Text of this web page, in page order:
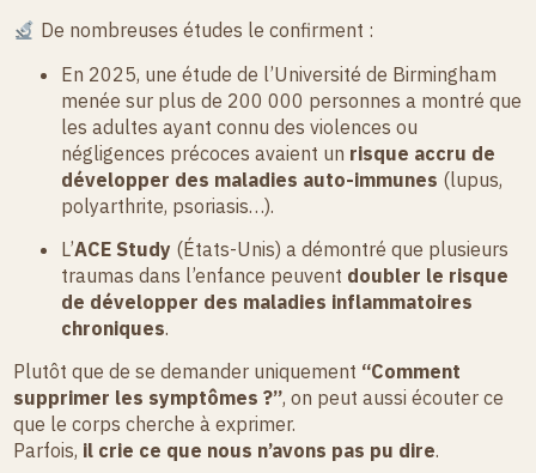
De nombreuses études le confirment :
En 2025, une étude de l’Université de Birmingham
menée sur plus de 200 000 personnes a montré que
les adultes ayant connu des violences ou
négligences précoces avaient un risque accru de
développer des maladies auto-immunes (lupus,
polyarthrite, psoriasis…).
L’ACE Study (États-Unis) a démontré que plusieurs
traumas dans l’enfance peuvent doubler le risque
de développer des maladies inflammatoires
chroniques.
Plutôt que de se demander uniquement “Comment
supprimer les symptômes ?”, on peut aussi écouter ce
que le corps cherche à exprimer.
Parfois, il crie ce que nous n’avons pas pu dire.